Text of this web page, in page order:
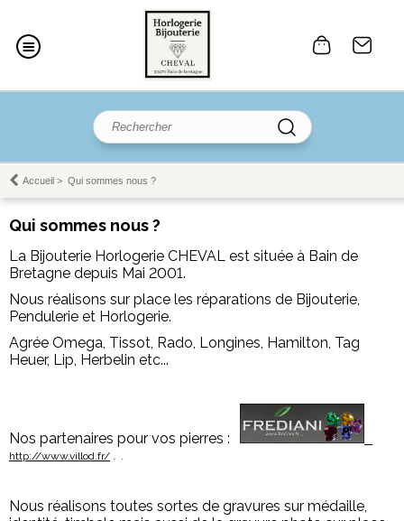
Accueil > Qui sommes nous ?
Qui sommes nous ?
La Bijouterie Horlogerie CHEVAL est située à Bain de
Bretagne depuis Mai 2001.
Nous réalisons sur place les réparations de Bijouterie,
Pendulerie et Horlogerie.
Agrée Omega, Tissot, Rado, Longines, Hamilton, Tag
Heuer, Lip, Herbelin etc...
Nos partenaires pour vos pierres :
http://www.villod.fr/ . .
Nous réalisons toutes sortes de gravures sur médaille,